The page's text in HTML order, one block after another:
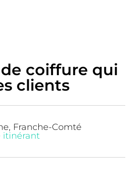
coiffure qui
clients
Franche-Comté
itinérant